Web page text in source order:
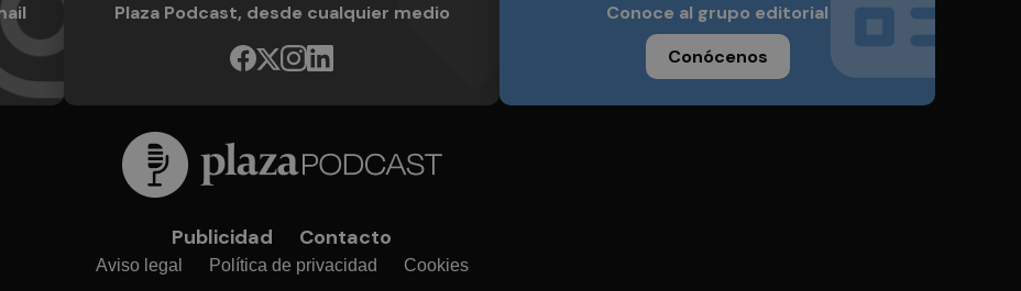
Plaza Podcast, desde cualquier medio
Conoce al grupo editorial
Conócenos
Publicidad Contacto
Aviso legal Política de privacidad Cookies